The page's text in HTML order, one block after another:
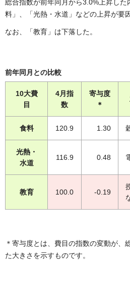
総合指数が前年同月から3.0%上昇した
料」、「光熱・水道」などの上昇が要
なお、「教育」は下落した。
前年同月との比較
10大費
目
4月指
数
寄与度
＊
食料 120.9 1.30
光熱・
水道
116.9 0.48
教育 100.0 -0.19
＊寄与度とは、費目の指数の変動が、
た大きさを示すものです。